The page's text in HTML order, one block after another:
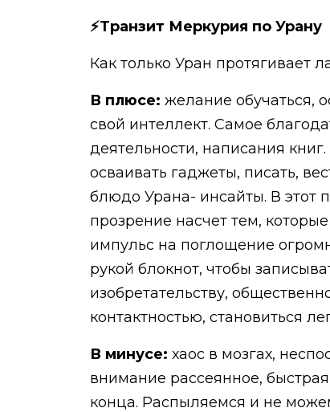
⚡Транзит Меркурия по Урану
Как только Уран протягивает
В плюсе: желание обучаться,
свой интеллект. Самое
деятельности, написания
осваивать гаджеты, писать,
блюдо Урана- инсайты. В этот
прозрение насчет тем,
импульс на поглощение
рукой блокнот, чтобы
изобретательству,
контактностью, становиться
В минусе: хаос в мозгах,
внимание рассеянное,
конца. Распыляемся и не